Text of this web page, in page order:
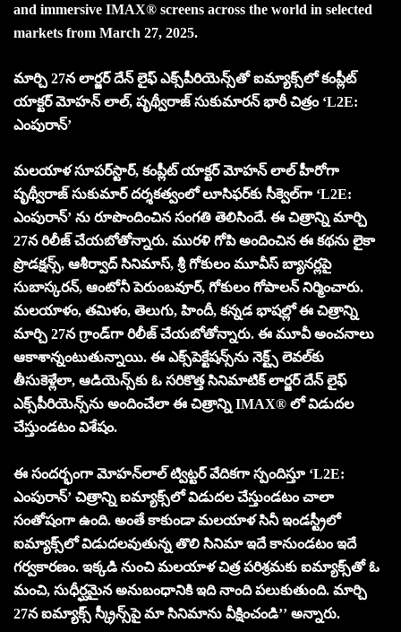
and immersive IMAX® screens across the world in selected
markets from March 27, 2025.
మార్చి 27న‌ లార్జ‌ర్ దేన్ లైఫ్ ఎక్స్‌పీరియెన్స్‌తో ఐమ్యాక్స్‌లో కంప్లీట్
యాక్ట‌ర్ మోహ‌న్ లాల్‌, పృథ్వీరాజ్ సుకుమార‌న్ భారీ చిత్రం ‘L2E:
ఎంపురాన్‌’
మల‌యాళ సూప‌ర్‌స్టార్, కంప్లీట్ యాక్టర్ మోహన్‌ లాల్ హీరోగా
పృథ్వీరాజ్ సుకుమార్ ద‌ర్శ‌క‌త్వంలో లూసిఫర్‌కు సీక్వెల్‌గా ‘L2E:
ఎంపురాన్’ ను రూపొందించిన సంగతి తెలిసిందే. ఈ చిత్రాన్ని మార్చి
27న రిలీజ్ చేయబోతోన్నారు. మురళి గోపి అందించిన ఈ కథను లైకా
ప్రొడక్షన్స్, ఆశీర్వాద్ సినిమాస్, శ్రీ గోకులం మూవీస్ బ్యానర్లపై
సుబాస్కరన్, ఆంటోనీ పెరుంబవూర్, గోకులం గోపాలన్ నిర్మించారు.
మలయాళం, తమిళం, తెలుగు, హిందీ, కన్నడ భాషల్లో ఈ చిత్రాన్ని
మార్చి 27న గ్రాండ్‌గా రిలీజ్ చేయబోతోన్నారు. ఈ మూవీ అంచ‌నాలు
ఆకాశాన్నంటుతున్నాయి. ఈ ఎక్స్‌పెక్టేష‌న్స్‌ను నెక్ట్స్ లెవ‌ల్‌కు
తీసుకెళ్లేలా, ఆడియెన్స్‌కు ఓ స‌రికొత్త సినిమాటిక్ లార్జ‌ర్ దేన్ లైఫ్
ఎక్స్‌పీరియెన్స్‌ను అందించేలా ఈ చిత్రాన్ని IMAX® లో విడుద‌ల
చేస్తుండ‌టం విశేషం.
ఈ సంద‌ర్భంగా మోహ‌న్‌లాల్ ట్విట్ట‌ర్ వేదిక‌గా స్పందిస్తూ ‘L2E:
ఎంపురాన్‌’ చిత్రాన్ని ఐమ్యాక్స్‌లో విడుద‌ల చేస్తుండ‌టం చాలా
సంతోషంగా ఉంది. అంతే కాకుండా మ‌ల‌యాళ సినీ ఇండ‌స్ట్రీలో
ఐమ్యాక్స్‌లో విడుద‌ల‌వుతున్న తొలి సినిమా ఇదే కానుండ‌టం ఇదే
గ‌ర్వ‌కార‌ణం. ఇక్క‌డి నుంచి మ‌ల‌యాళ చిత్ర ప‌రిశ్ర‌మ‌కు ఐమ్యాక్స్‌తో ఓ
మంచి, సుధీర్ఘ‌మైన అనుబంధానికి ఇది నాంది ప‌లుకుతుంది. మార్చి
27న ఐమ్యాక్స్ స్క్రీన్స్‌పై మా సినిమాను వీక్షించండి’’ అన్నారు.